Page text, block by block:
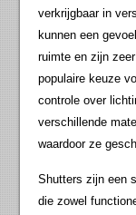
verkrijgbaar in
kunnen een
ruimte en zijn
populaire keuze
controle over
verschillende
waardoor ze
Shutters zijn een
die zowel